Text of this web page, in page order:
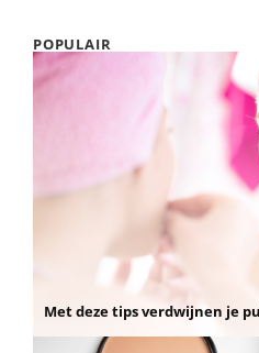
POPULAIR
Met deze tips verdwijnen je